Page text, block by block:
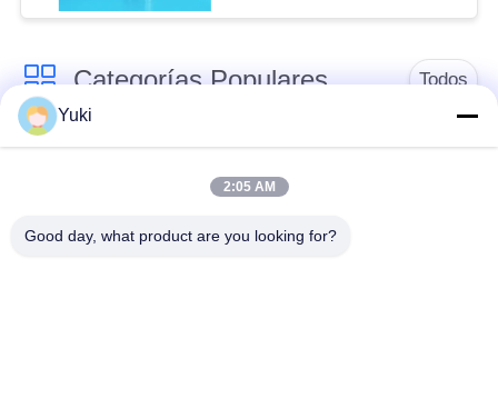
Categorías Populares Todos
Tarro del envase de
Tarro plástico de la
especia
Tarro plástico del
El ANIMAL
Yuki
2:05 AM
Good day, what product are you looking for?